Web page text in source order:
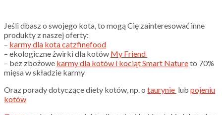
Jeśli dbasz o swojego kota, to mogą Cię zainteresować inne
produkty z naszej oferty:
– karmy dla kota catzfinefood
– ekologiczne żwirki dla kotów My Friend
– bez zbożowe karmy dla kotów i kociąt Smart Natureto 70%
mięsa w składzie karmy
Oraz porady dotyczące diety kotów, np. o taurynie lub pojeniu
kotów